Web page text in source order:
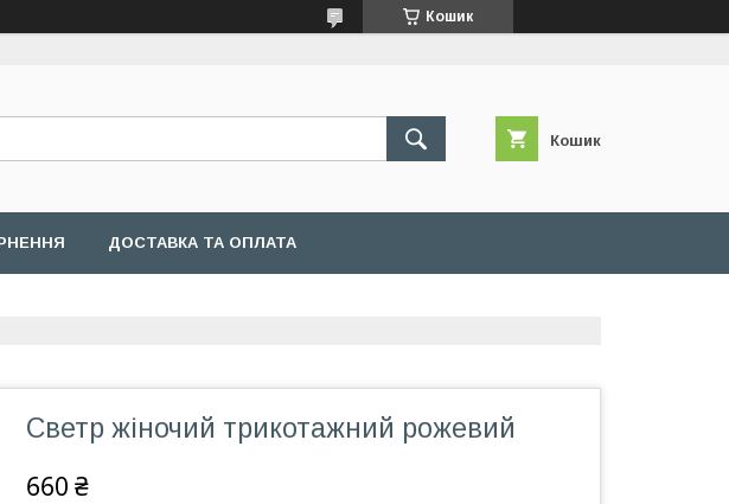
Кошик
Кошик
ДОСТАВКА ТА ОПЛАТА
Светр жіночий трикотажний рожевий
660 ₴